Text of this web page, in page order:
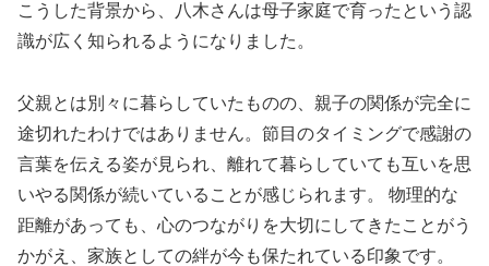
こうした背景から、八木さんは母子家庭で育ったという認
識が広く知られるようになりました。
父親とは別々に暮らしていたものの、親子の関係が完全に
途切れたわけではありません。節目のタイミングで感謝の
言葉を伝える姿が見られ、離れて暮らしていても互いを思
いやる関係が続いていることが感じられます。 物理的な
距離があっても、心のつながりを大切にしてきたことがう
かがえ、家族としての絆が今も保たれている印象です。